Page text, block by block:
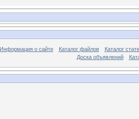
Информация о сайте Каталог файлов
Каталог
Доска объявлений